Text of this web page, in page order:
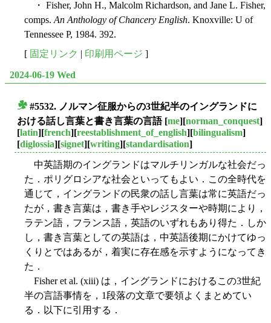
・ Fisher, John H., Malcolm Richardson, and Jane L. Fisher,
comps.An Anthology of Chancery English. Knoxville: U of
Tennessee P, 1984. 392.
[ 固定リンク | 印刷用ページ ]
2024-06-19 Wed
#5532. ノルマン征服からの3世紀半のイングランドに
おける話し言葉と書き言葉の言語[me][norman_conquest]
[latin][french][reestablishment_of_english][bilingualism]
[diglossia][signet][writing][standardisation]
中英語期のイングランドはマルチリンガルな社会だっ
た．ポリグロシアな社会といってもよい．この全時代を
通じて，イングランドの民衆の話し言葉は常に英語だっ
たが，書き言葉は，書き手やレジスターや時期により，
ラテン語，フランス語，英語のいずれもあり得た．しか
し，書き言葉としての英語は，中英語後期にかけてゆっ
くりとではあるが，着実に存在感を示すようになってき
た．
Fisher et al. (xiii) は，イングランドにおけるこの3世紀
半の言語事情を，1段落の文章で要領よくまとめてい
る．以下に引用する．